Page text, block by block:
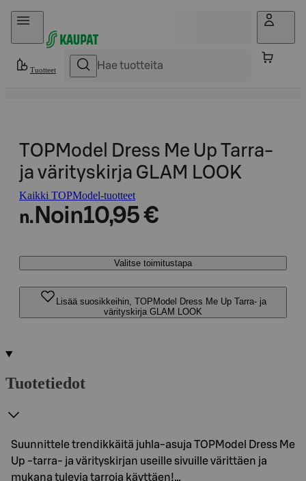
Hyppää sisältöön
Tuotteet
TOPModel Dress Me Up Tarra-
ja värityskirja GLAM LOOK
Kaikki TOPModel-tuotteet
n. Noin10,95 €
Valitse toimitustapa
Lisää suosikkeihin, TOPModel Dress Me Up Tarra- ja
värityskirja GLAM LOOK
Tuotetiedot
Suunnittele trendikkäitä juhla-asuja TOPModel Dress Me
Up -tarra- ja värityskirjan useille sivuille värittäen ja
mukana tulevia tarroja käyttäen!…